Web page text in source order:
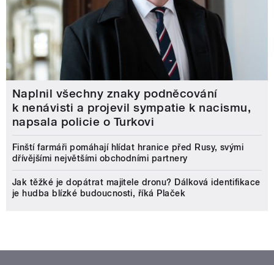
Naplnil všechny znaky podněcování
k nenávisti a projevil sympatie k nacismu,
napsala policie o Turkovi
Finští farmáři pomáhají hlídat hranice před Rusy, svými
dřívějšími největšími obchodními partnery
Jak těžké je dopátrat majitele dronu? Dálková identifikace
je hudba blízké budoucnosti, říká Plaček